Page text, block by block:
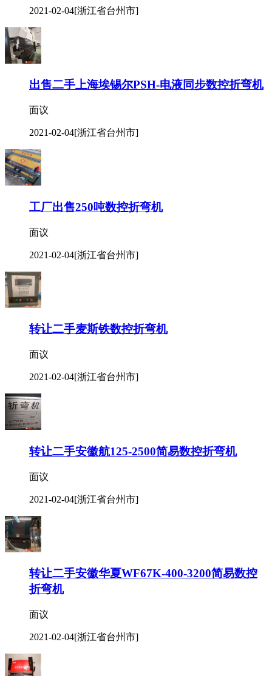
2021-02-04[浙江省台州市]
出售二手上海埃锡尔PSH-电液同步数控折弯机
面议
2021-02-04[浙江省台州市]
工厂出售250吨数控折弯机
面议
2021-02-04[浙江省台州市]
转让二手麦斯铁数控折弯机
面议
2021-02-04[浙江省台州市]
转让二手安徽航125-2500简易数控折弯机
面议
2021-02-04[浙江省台州市]
转让二手安徽华夏WF67K-400-3200简易数控
折弯机
面议
2021-02-04[浙江省台州市]